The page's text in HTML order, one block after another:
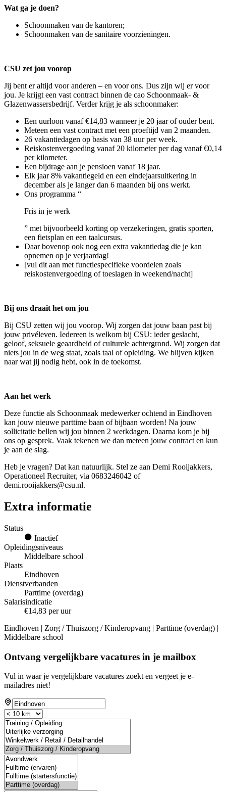
Wat ga je doen?
Schoonmaken van de kantoren;
Schoonmaken van de sanitaire voorzieningen.
CSU zet jou voorop
Jij bent er altijd voor anderen – en voor ons. Dus zijn wij er voor
jou. Je krijgt een vast contract binnen de cao Schoonmaak- &
Glazenwassersbedrijf. Verder krijg je als schoonmaker:
Een uurloon vanaf €14,83 wanneer je 20 jaar of ouder bent.
Meteen een vast contract met een proeftijd van 2 maanden.
26 vakantiedagen op basis van 38 uur per week.
Reiskostenvergoeding vanaf 20 kilometer per dag vanaf €0,14
per kilometer.
Een bijdrage aan je pensioen vanaf 18 jaar.
Elk jaar 8% vakantiegeld en een eindejaarsuitkering in
december als je langer dan 6 maanden bij ons werkt.
Ons programma “
Fris in je werk
” met bijvoorbeeld korting op verzekeringen, gratis sporten,
een fietsplan en een taalcursus.
Daar bovenop ook nog een extra vakantiedag die je kan
opnemen op je verjaardag!
[vul dit aan met functiespecifieke voordelen zoals
reiskostenvergoeding of toeslagen in weekend/nacht]
Bij ons draait het om jou
Bij CSU zetten wij jou voorop. Wij zorgen dat jouw baan past bij
jouw privéleven. Iedereen is welkom bij CSU: ieder geslacht,
geloof, seksuele geaardheid of culturele achtergrond. Wij zorgen dat
niets jou in de weg staat, zoals taal of opleiding. We blijven kijken
naar wat jij nodig hebt, ook in de toekomst.
Aan het werk
Deze functie als Schoonmaak medewerker ochtend in Eindhoven
kan jouw nieuwe parttime baan of bijbaan worden! Na jouw
sollicitatie bellen wij jou binnen 2 werkdagen. Daarna kom je bij
ons op gesprek. Vaak tekenen we dan meteen jouw contract en kun
je aan de slag.
Heb je vragen? Dat kan natuurlijk. Stel ze aan Demi Rooijakkers,
Operationeel Recruiter, via 0683246042 of
demi.rooijakkers@csu.nl.
Extra informatie
Status
Inactief
Opleidingsniveaus
Middelbare school
Plaats
Eindhoven
Dienstverbanden
Parttime (overdag)
Salarisindicatie
€14,83 per uur
Eindhoven | Zorg / Thuiszorg / Kinderopvang | Parttime (overdag) |
Middelbare school
Ontvang vergelijkbare vacatures in je mailbox
Vul in waar je vergelijkbare vacatures zoekt en vergeet je e-
mailadres niet!